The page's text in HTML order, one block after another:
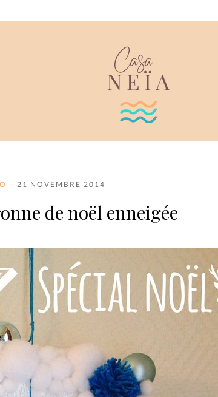
- 21 NOVEMBRE 2014
de noël enneigée